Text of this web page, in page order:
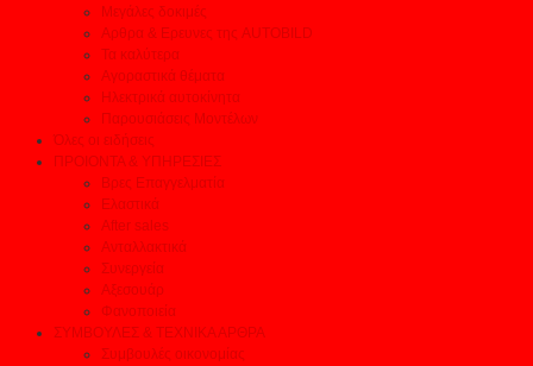
Μεγάλες δοκιμές
Αρθρα & Ερευνες της AUTOBILD
Τα καλύτερα
Αγοραστικά θέματα
Ηλεκτρικά αυτοκίνητα
Παρουσιάσεις Μοντέλων
Όλες οι ειδήσεις
ΠΡΟΙΟΝΤΑ & ΥΠΗΡΕΣΙΕΣ
Βρες Επαγγελματία
Ελαστικά
After sales
Ανταλλακτικά
Συνεργεία
Αξεσουάρ
Φανοποιεία
ΣΥΜΒΟΥΛΕΣ & ΤΕΧΝΙΚΑ ΑΡΘΡΑ
Συμβουλές οικονομίας